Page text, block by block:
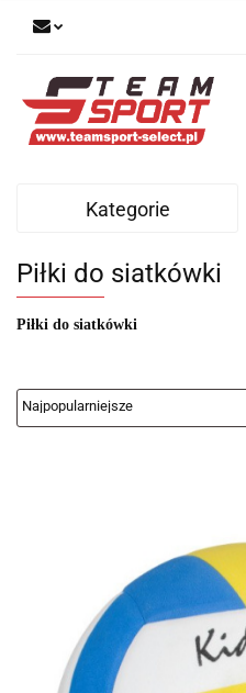
Kategorie
Piłki do siatkówki
Piłki do siatkówki